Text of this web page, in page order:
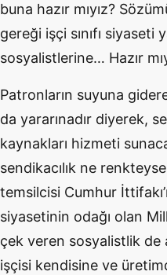
buna hazır mıyız?
gereği işçi sınıfı siyaseti
sosyalistlerine… Hazır
Patronların suyuna
da yararınadır diyerek,
kaynakları hizmeti
sendikacılık ne
temsilcisi Cumhur
siyasetinin odağı olan
çek veren sosyalistlik de
işçisi kendisine ve